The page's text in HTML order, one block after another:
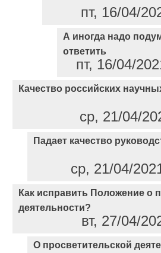
пт, 16/04/
А иногда надо
ответить
пт, 16/04/
Качество российских
ср, 21/04/
Падает качество
ср, 21/04/
Как исправить Положение о
деятельности?
вт, 27/04/
О просветительской